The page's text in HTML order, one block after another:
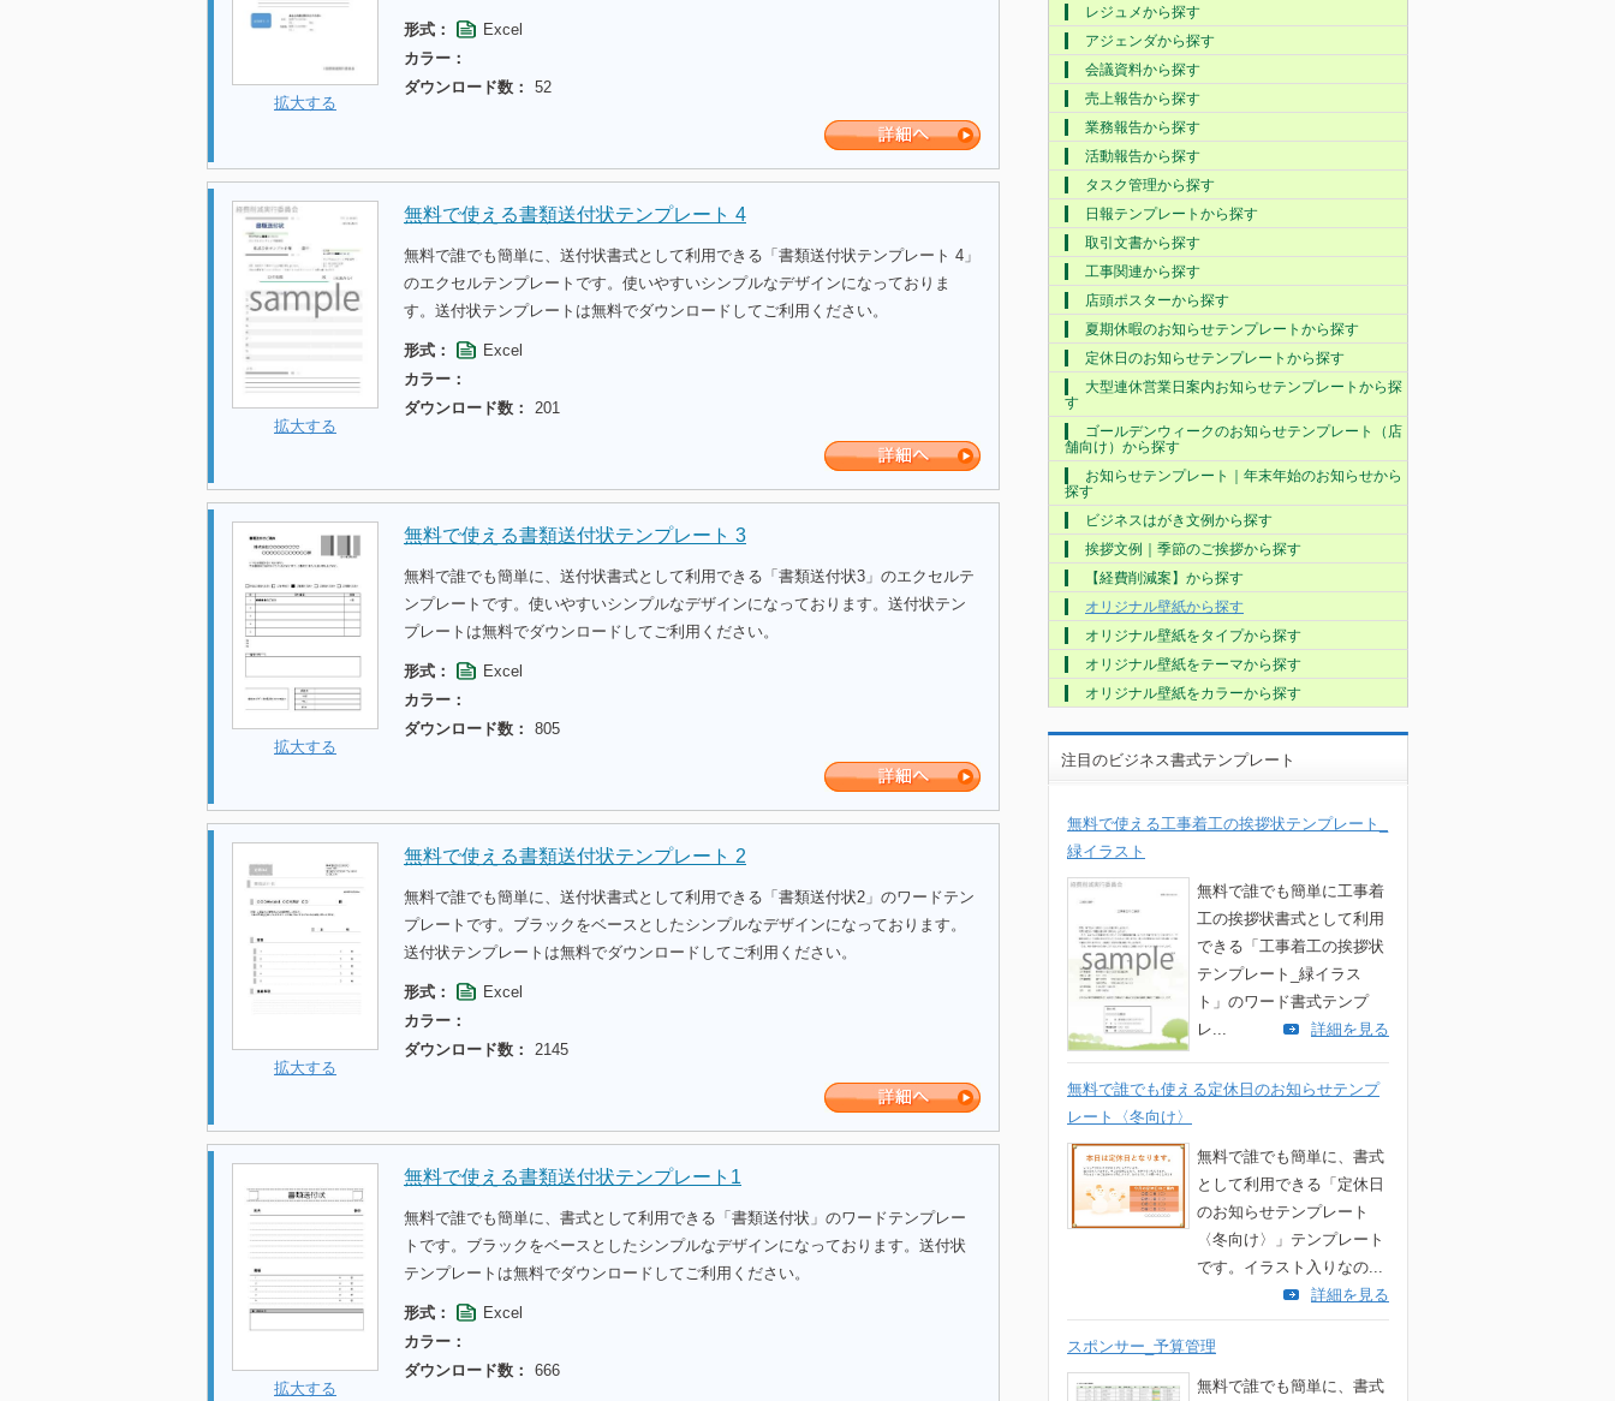
拡大する
形式：
Excel
カラー：
ダウンロード数：
52
拡大する
無料で使える書類送付状テンプレート 4
無料で誰でも簡単に、送付状書式として利用できる「書類送付状テンプレート 4」
のエクセルテンプレートです。使いやすいシンプルなデザインになっておりま
す。送付状テンプレートは無料でダウンロードしてご利用ください。
形式：
Excel
カラー：
ダウンロード数：
201
拡大する
無料で使える書類送付状テンプレート 3
無料で誰でも簡単に、送付状書式として利用できる「書類送付状3」のエクセルテ
ンプレートです。使いやすいシンプルなデザインになっております。送付状テン
プレートは無料でダウンロードしてご利用ください。
形式：
Excel
カラー：
ダウンロード数：
805
拡大する
無料で使える書類送付状テンプレート 2
無料で誰でも簡単に、送付状書式として利用できる「書類送付状2」のワードテン
プレートです。ブラックをベースとしたシンプルなデザインになっております。
送付状テンプレートは無料でダウンロードしてご利用ください。
形式：
Excel
カラー：
ダウンロード数：
2145
拡大する
無料で使える書類送付状テンプレート1
無料で誰でも簡単に、書式として利用できる「書類送付状」のワードテンプレー
トです。ブラックをベースとしたシンプルなデザインになっております。送付状
テンプレートは無料でダウンロードしてご利用ください。
形式：
Excel
カラー：
ダウンロード数：
666
レジュメから探す
アジェンダから探す
会議資料から探す
売上報告から探す
業務報告から探す
活動報告から探す
タスク管理から探す
日報テンプレートから探す
取引文書から探す
工事関連から探す
店頭ポスターから探す
夏期休暇のお知らせテンプレートから探す
定休日のお知らせテンプレートから探す
大型連休営業日案内お知らせテンプレートから探
す
ゴールデンウィークのお知らせテンプレート（店
舗向け）から探す
お知らせテンプレート｜年末年始のお知らせから
探す
ビジネスはがき文例から探す
挨拶文例｜季節のご挨拶から探す
【経費削減案】から探す
オリジナル壁紙から探す
オリジナル壁紙をタイプから探す
オリジナル壁紙をテーマから探す
オリジナル壁紙をカラーから探す
注目のビジネス書式テンプレート
無料で使える工事着工の挨拶状テンプレート_
緑イラスト
無料で誰でも簡単に工事着
工の挨拶状書式として利用
できる「工事着工の挨拶状
テンプレート_緑イラス
ト」のワード書式テンプ
レ...
詳細を見る
無料で誰でも使える定休日のお知らせテンプ
レート〈冬向け〉
無料で誰でも簡単に、書式
として利用できる「定休日
のお知らせテンプレート
〈冬向け〉」テンプレート
です。イラスト入りなの...
詳細を見る
スポンサー_予算管理
無料で誰でも簡単に、書式